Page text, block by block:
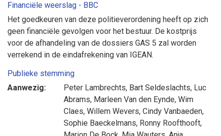
Financiële weerslag - BBC
Het goedkeuren van deze politieverordening heeft op zich
geen financiële gevolgen voor het bestuur. De kostprijs
voor de afhandeling van de dossiers GAS 5 zal worden
verrekend in de eindafrekening van IGEAN.
Publieke stemming
Aanwezig:
Peter Lambrechts, Bart Seldeslachts, Luc
Abrams, Marleen Van den Eynde, Wim
Claes, Willem Wevers, Cindy Vanbaeden,
Sophie Baeckelmans, Ronny Roofthooft,